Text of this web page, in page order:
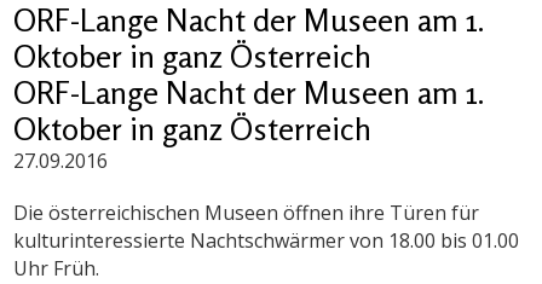
ORF-Lange Nacht der Museen am 1.
Oktober in ganz Österreich
ORF-Lange Nacht der Museen am 1.
Oktober in ganz Österreich
27.09.2016
Die österreichischen Museen öffnen ihre Türen für
kulturinteressierte Nachtschwärmer von 18.00 bis 01.00
Uhr Früh.